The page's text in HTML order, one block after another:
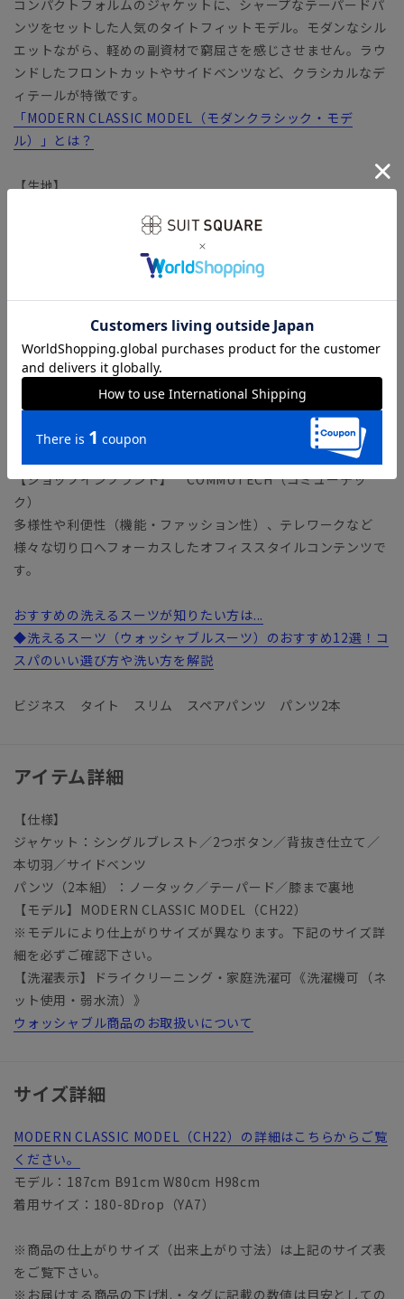
コンパクトフォルムのジャケットに、シャープなテーパードパ
ンツをセットした人気のタイトフィットモデル。モダンなシル
エットながら、軽めの副資材で窮屈さを感じさせません。ラウ
ンドしたフロントカットやサイドベンツなど、クラシカルなデ
ィテールが特徴です。
「MODERN CLASSIC MODEL（モダンクラシック・モデ
ル）」とは？
【生地】
造された『REPREVE』。使用済みペットボトルなどのリサイ
クル素材から作られた繊維を使用し、「サステナブルな社会」
バネのようならせん状の分子構造を有する繊維
「SOLOTEX（ソロテックス）」生地。心地よいストレッチ性
がありながら、形態安定性にも優れています。適度な厚みとハ
リが嬉しい、安心感のあるファブリックです。
【機能】
ウォッシャブル／汚れてもご家庭で簡単にお洗濯が可能です。
【ショップインブランド】 COMMUTECH（コミューテッ
ク）
多様性や利便性（機能・ファッション性）、テレワークなど
様々な切り口へフォーカスしたオフィススタイルコンテンツで
す。
おすすめの洗えるスーツが知りたい方は...
◆洗えるスーツ（ウォッシャブルスーツ）のおすすめ12選！コ
スパのいい選び方や洗い方を解説
ビジネス タイト スリム スペアパンツ パンツ2本
アイテム詳細
【仕様】
ジャケット：シングルブレスト／2つボタン／背抜き仕立て／
本切羽／サイドベンツ
パンツ（2本組）：ノータック／テーパード／膝まで裏地
【モデル】MODERN CLASSIC MODEL（CH22）
※モデルにより仕上がりサイズが異なります。下記のサイズ詳
細を必ずご確認下さい。
【洗濯表示】ドライクリーニング・家庭洗濯可《洗濯機可（ネ
ット使用・弱水流）》
ウォッシャブル商品のお取扱いについて
サイズ詳細
MODERN CLASSIC MODEL（CH22）の詳細はこちらからご覧
ください。
モデル：187cm B91cm W80cm H98cm
着用サイズ：180-8Drop（YA7）
※商品の仕上がりサイズ（出来上がり寸法）は上記のサイズ表
をご覧下さい。
※お届けする商品の下げ札・タグに記載の数値は目安としての